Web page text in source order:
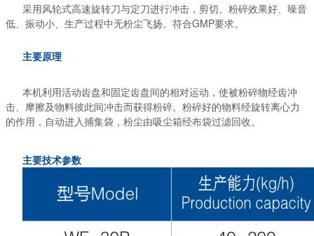
采用风轮式高速旋转刀与定刀进行冲击，剪切。粉碎效果好、噪音
低、振动小、生产过程中无粉尘飞扬。符合GMP要求。
主要原理
本机利用活动齿盘和固定齿盘间的相对运动，使被粉碎物经齿冲
击、摩擦及物料彼此间冲击而获得粉碎。粉碎好的物料经旋转离心力
的作用，自动进入捕集袋，粉尘由吸尘箱经布袋过滤回收。
主要技术参数